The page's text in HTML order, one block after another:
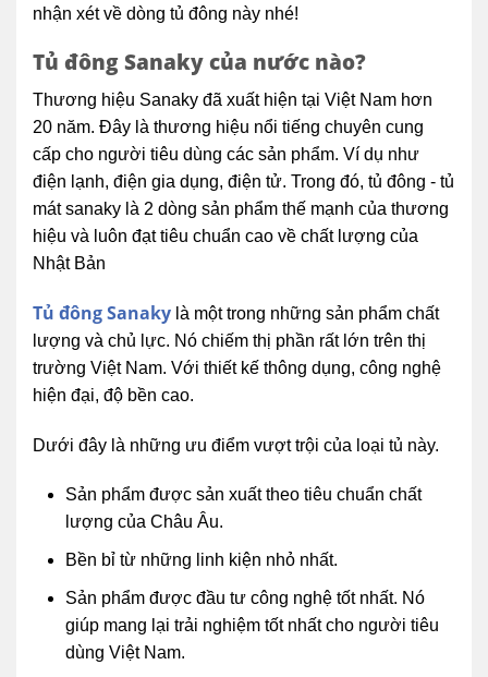
nhận xét về dòng tủ đông này nhé!
Tủ đông Sanaky của nước nào?
Thương hiệu Sanaky đã xuất hiện tại Việt Nam hơn
20 năm. Đây là thương hiệu nổi tiếng chuyên cung
cấp cho người tiêu dùng các sản phẩm. Ví dụ như
điện lạnh, điện gia dụng, điện tử. Trong đó, tủ đông - tủ
mát sanaky là 2 dòng sản phẩm thế mạnh của thương
hiệu và luôn đạt tiêu chuẩn cao về chất lượng của
Nhật Bản
Tủ đông Sanaky là một trong những sản phẩm chất
lượng và chủ lực. Nó chiếm thị phần rất lớn trên thị
trường Việt Nam. Với thiết kế thông dụng, công nghệ
hiện đại, độ bền cao.
Dưới đây là những ưu điểm vượt trội của loại tủ này.
Sản phẩm được sản xuất theo tiêu chuẩn chất
lượng của Châu Âu.
Bền bỉ từ những linh kiện nhỏ nhất.
Sản phẩm được đầu tư công nghệ tốt nhất. Nó
giúp mang lại trải nghiệm tốt nhất cho người tiêu
dùng Việt Nam.